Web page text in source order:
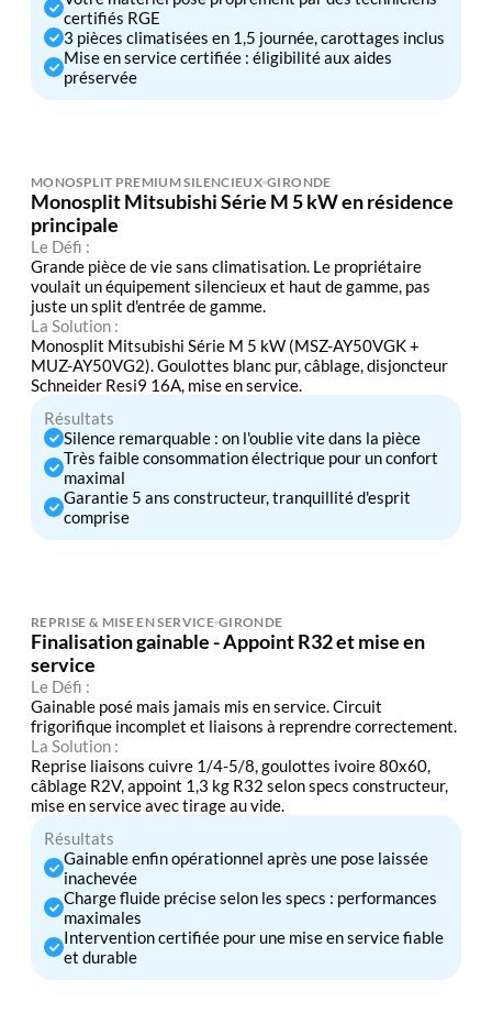
certifiés RGE
3 pièces climatisées en 1,5 journée, carottages inclus
Mise en service certifiée : éligibilité aux aides
préservée
MONOSPLIT PREMIUM SILENCIEUX GIRONDE
Monosplit Mitsubishi Série M 5 kW en résidence
principale
Le Défi :
Grande pièce de vie sans climatisation. Le propriétaire
voulait un équipement silencieux et haut de gamme, pas
juste un split d'entrée de gamme.
La Solution :
Monosplit Mitsubishi Série M 5 kW (MSZ-AY50VGK +
MUZ-AY50VG2). Goulottes blanc pur, câblage, disjoncteur
Schneider Resi9 16A, mise en service.
Résultats
Silence remarquable : on l'oublie vite dans la pièce
Très faible consommation électrique pour un confort
maximal
Garantie 5 ans constructeur, tranquillité d'esprit
comprise
REPRISE & MISE EN SERVICE GIRONDE
Finalisation gainable - Appoint R32 et mise en
service
Le Défi :
Gainable posé mais jamais mis en service. Circuit
frigorifique incomplet et liaisons à reprendre correctement.
La Solution :
Reprise liaisons cuivre 1/4-5/8, goulottes ivoire 80x60,
câblage R2V, appoint 1,3 kg R32 selon specs constructeur,
mise en service avec tirage au vide.
Résultats
Gainable enfin opérationnel après une pose laissée
inachevée
Charge fluide précise selon les specs : performances
maximales
Intervention certifiée pour une mise en service fiable
et durable